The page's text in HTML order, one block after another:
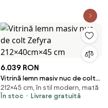
6.039 RON
Vitrină lemn masiv nuc de colt
Zefyra 212×40cm×45 cm
212×45 cm, în stil modern, mată
În stoc
Livrare gratuită